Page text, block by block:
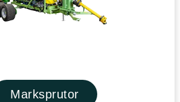
Marksprutor